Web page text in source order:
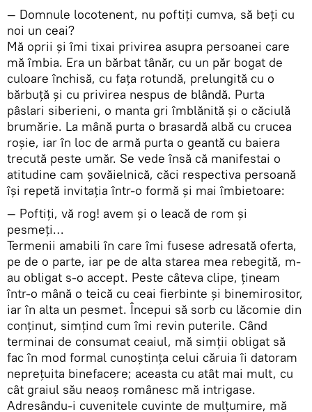
— Domnule locotenent, nu poftiţi cumva, să beţi cu
noi un ceai?
Mă oprii şi îmi tixai privirea asupra persoanei care
mă îmbia. Era un bărbat tânăr, cu un păr bogat de
culoare închisă, cu faţa rotundă, prelungită cu o
bărbuţă şi cu privirea nespus de blândă. Purta
pâslari siberieni, o manta gri îmblănită şi o căciulă
brumărie. La mână purta o brasardă albă cu crucea
roşie, iar în loc de armă purta o geantă cu baiera
trecută peste umăr. Se vede însă că manifestai o
atitudine cam şovăielnică, căci respectiva persoană
îşi repetă invitaţia într-o formă şi mai îmbietoare:
— Poftiţi, vă rog! avem şi o leacă de rom şi
pesmeţi…
Termenii amabili în care îmi fusese adresată oferta,
pe de o parte, iar pe de alta starea mea rebegită, m-
au obligat s-o accept. Peste câteva clipe, țineam
într-o mână o teică cu ceai fierbinte şi binemirositor,
iar în alta un pesmet. Începui să sorb cu lăcomie din
conţinut, simţind cum îmi revin puterile. Când
terminai de consumat ceaiul, mă simţii obligat să
fac în mod formal cunoştinţa celui căruia îi datoram
nepreţuita binefacere; aceasta cu atât mai mult, cu
cât graiul său neaoş românesc mă intrigase.
Adresându-i cuvenitele cuvinte de mulţumire, mă